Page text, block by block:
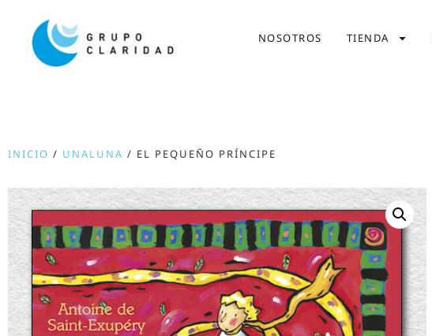
NOSOTROS TIENDA
INICIO / UNALUNA / EL PEQUEÑO PRÍNCIPE